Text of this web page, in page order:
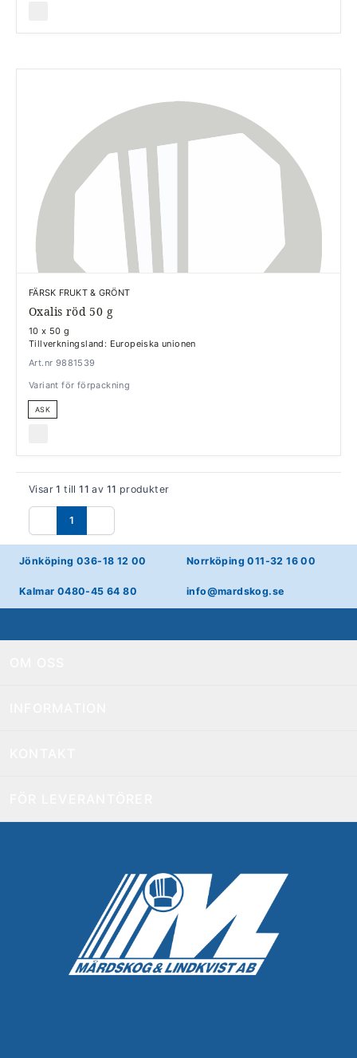
FÄRSK FRUKT & GRÖNT
Oxalis röd 50 g
10 x 50 g
Tillverkningsland: Europeiska unionen
Art.nr 9881539
Variant för förpackning
ASK
Visar1 till11 av 11 produkter
Föregående
1
Nästa
Jönköping 036-18 12 00 Norrköping 011-32 16 00
Kalmar 0480-45 64 80 info@mardskog.se